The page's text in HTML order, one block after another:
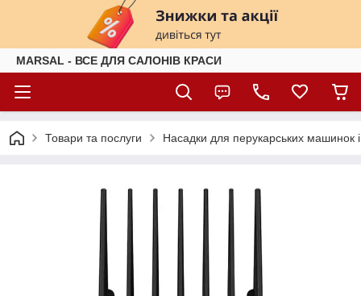
MARSAL - ВСЕ ДЛЯ САЛОНІВ КРАСИ
Товари та послуги Насадки для перукарських машинок